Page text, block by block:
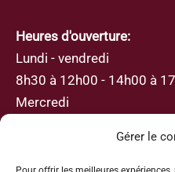
Gérer le
Heures d'ouverture:
Lundi - vendredi
8h30 à 12h00 - 14h00 à
Mercredi